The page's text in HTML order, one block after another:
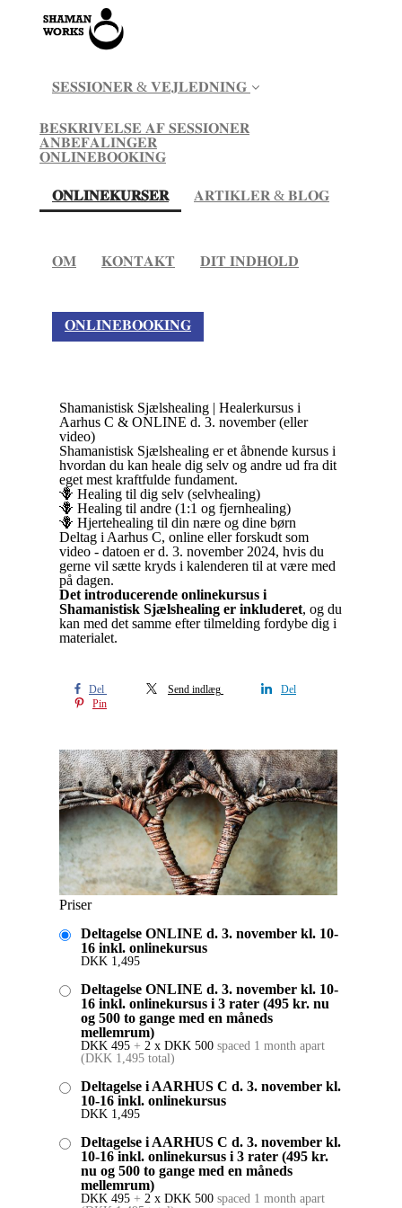
𝐒𝐄𝐒𝐒𝐈𝐎𝐍𝐄𝐑 & 𝐕𝐄𝐉𝐋𝐄𝐃𝐍𝐈𝐍𝐆
𝐁𝐄𝐒𝐊𝐑𝐈𝐕𝐄𝐋𝐒𝐄 𝐀𝐅 𝐒𝐄𝐒𝐒𝐈𝐎𝐍𝐄𝐑
𝐀𝐍𝐁𝐄𝐅𝐀𝐋𝐈𝐍𝐆𝐄𝐑
𝐎𝐍𝐋𝐈𝐍𝐄𝐁𝐎𝐎𝐊𝐈𝐍𝐆
𝐎𝐍𝐋𝐈𝐍𝐄𝐊𝐔𝐑𝐒𝐄𝐑(current)𝐀𝐑𝐓𝐈𝐊𝐋𝐄𝐑 & 𝐁𝐋𝐎𝐆
𝐎𝐌 𝐊𝐎𝐍𝐓𝐀𝐊𝐓 𝐃𝐈𝐓 𝐈𝐍𝐃𝐇𝐎𝐋𝐃
𝐎𝐍𝐋𝐈𝐍𝐄𝐁𝐎𝐎𝐊𝐈𝐍𝐆
Shamanistisk Sjælshealing | Healerkursus i
Aarhus C & ONLINE d. 3. november (eller
video)
Shamanistisk Sjælshealing er et åbnende kursus i
hvordan du kan heale dig selv og andre ud fra dit
eget mest kraftfulde fundament.
🪻 Healing til dig selv (selvhealing)
🪻 Healing til andre (1:1 og fjernhealing)
🪻 Hjertehealing til din nære og dine børn
Deltag i Aarhus C, online eller forskudt som
video - datoen er d. 3. november 2024, hvis du
gerne vil sætte kryds i kalenderen til at være med
på dagen.
Det introducerende onlinekursus i
Shamanistisk Sjælshealing er inkluderet, og du
kan med det samme efter tilmelding fordybe dig i
materialet.
Del Send indlæg
Del
Pin
Priser
Deltagelse ONLINE d. 3. november kl. 10-
16 inkl. onlinekursus
DKK 1,495
Deltagelse ONLINE d. 3. november kl. 10-
16 inkl. onlinekursus i 3 rater (495 kr. nu
og 500 to gange med en måneds
mellemrum)
DKK 495 + 2 x DKK 500 spaced 1 month apart
(DKK 1,495 total)
Deltagelse i AARHUS C d. 3. november kl.
10-16 inkl. onlinekursus
DKK 1,495
Deltagelse i AARHUS C d. 3. november kl.
10-16 inkl. onlinekursus i 3 rater (495 kr.
nu og 500 to gange med en måneds
mellemrum)
DKK 495 + 2 x DKK 500 spaced 1 month apart